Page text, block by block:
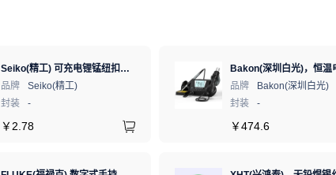
Seiko(精工) 可充电锂锰纽扣电池 3V 5.5mAh 1个
品牌
Seiko(精工)
封装
-
￥ 2.78
品牌
Bakon(深圳白光)
封装
-
￥474.6